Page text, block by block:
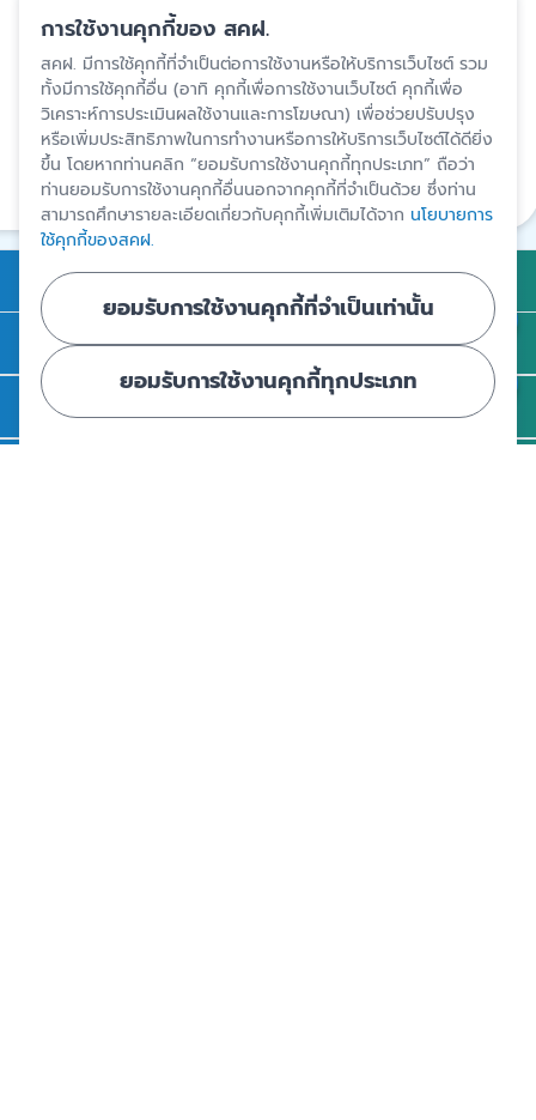
ปรับปรุงล่าสุด 6 ก.พ. 2567
สงวนสิทธิ์โดยสถาบันคุ้มครองเงินฝาก
แชร์
การคุ้มครองเงินฝาก
ถาม - ตอบ
ความรู้
การใช้งานคุกกี้ของ สคฝ.
สคฝ. มีการใช้คุกกี้ที่จำเป็นต่อการใช้งานหรือให้บริการเว็บไซต์ รวม
ทั้งมีการใช้คุกกี้อื่น (อาทิ คุกกี้เพื่อการใช้งานเว็บไซต์ คุกกี้เพื่อ
วิเคราะห์การประเมินผลใช้งานและการโฆษณา) เพื่อช่วยปรับปรุง
หรือเพิ่มประสิทธิภาพในการทำงานหรือการให้บริการเว็บไซต์ได้ดียิ่ง
ขึ้น โดยหากท่านคลิก “ยอมรับการใช้งานคุกกี้ทุกประเภท” ถือว่า
ท่านยอมรับการใช้งานคุกกี้อื่นนอกจากคุกกี้ที่จำเป็นด้วย ซึ่งท่าน
สามารถศึกษารายละเอียดเกี่ยวกับคุกกี้เพิ่มเติมได้จาก นโยบายการ
ใช้คุกกี้ของสคฝ.
ยอมรับการใช้งานคุกกี้ที่จำเป็นเท่านั้น
ยอมรับการใช้งานคุกกี้ทุกประเภท